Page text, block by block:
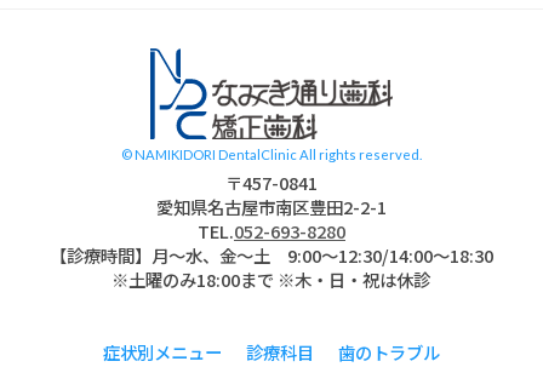
© NAMIKIDORI DentalClinic All rights reserved.
〒457-0841
愛知県名古屋市南区豊田2-2-1
TEL.052-693-8280
【診療時間】月〜水、金～土 9:00〜12:30/14:00～18:30
※土曜のみ18:00まで ※木・日・祝は休診
症状別メニュー 診療科目 歯のトラブル